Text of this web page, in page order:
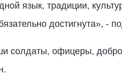
язык, традиции,
достигнута», -
солдаты, офицеры,